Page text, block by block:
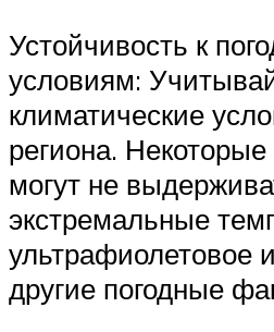
Устойчивость к
условиям:
климатические
региона. Некоторые
могут не
экстремальные
ультрафиолетовое
другие погодные